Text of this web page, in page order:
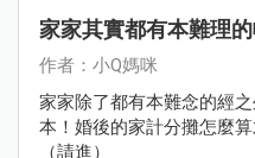
家家其實都有本難理
作者：小Q媽咪
家家除了都有本難念的經
本！婚後的家計分攤怎麼
（請進）